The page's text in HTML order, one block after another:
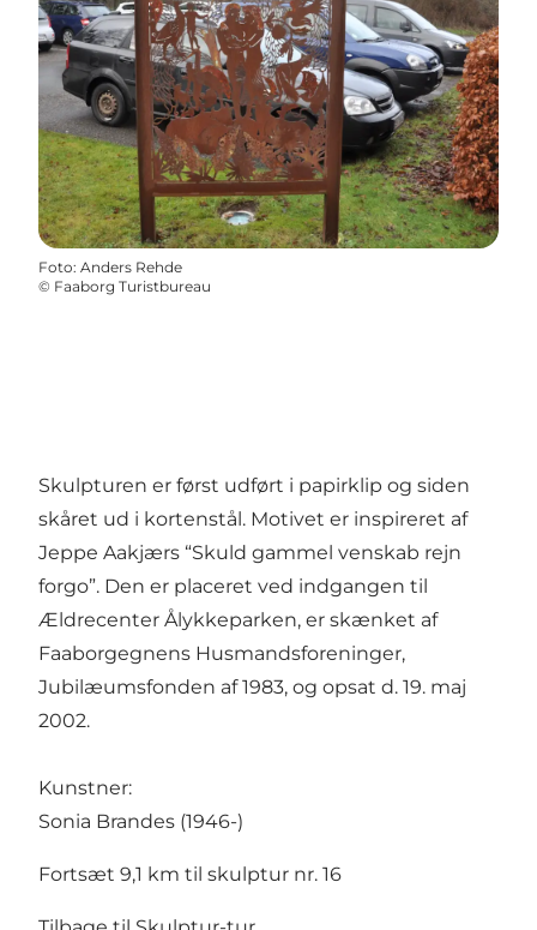
Foto: Anders Rehde
© Faaborg Turistbureau
Skulpturen er først udført i papirklip og siden
skåret ud i kortenstål. Motivet er inspireret af
Jeppe Aakjærs “Skuld gammel venskab rejn
forgo”. Den er placeret ved indgangen til
Ældrecenter Ålykkeparken, er skænket af
Faaborgegnens Husmandsforeninger,
Jubilæumsfonden af 1983, og opsat d. 19. maj
2002.
Kunstner:
Sonia Brandes (1946-)
Fortsæt 9,1 km til skulptur nr. 16